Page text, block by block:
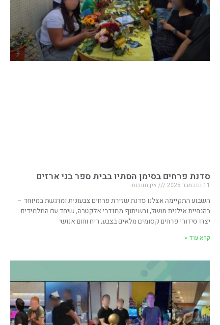
סדנת פרחים בסימן הסתיו בבית ספר בני ארזים
11 בנובמבר 2025 אין תגובות
השבוע התקיימה אצלנו סדנת שזירת פרחים צבעונית ומרגשת במיוחד –
בהנחיית אילנית מושל, ובשיתוף מתנדבי אלקטרה, שיחד עם התלמידים
יצרו סידורי פרחים קסומים מלאים בצבע, ריח וחום אנושי
קרא עוד »